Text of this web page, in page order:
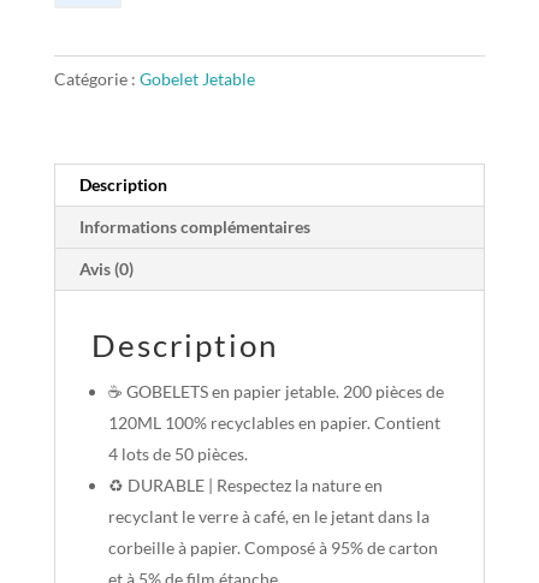
Gobelet
4OZ
ML
de
Catégorie : Gobelet Jetable
Description
Informations complémentaires
Avis (0)
Description
☕ GOBELETS en papier jetable. 200 pièces de
120ML 100% recyclables en papier. Contient
4 lots de 50 pièces.
♻️ DURABLE | Respectez la nature en
recyclant le verre à café, en le jetant dans la
corbeille à papier. Composé à 95% de carton
et à 5% de film étanche.